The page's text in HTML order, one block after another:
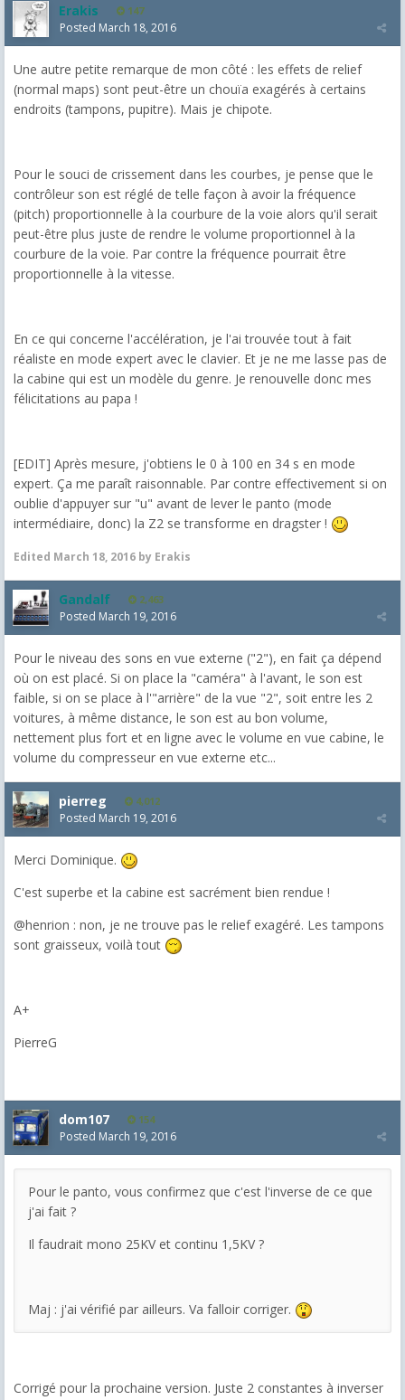
Erakis 147
Posted March 18, 2016
Une autre petite remarque de mon côté : les effets de relief
(normal maps) sont peut-être un chouïa exagérés à certains
endroits (tampons, pupitre). Mais je chipote.
Pour le souci de crissement dans les courbes, je pense que le
contrôleur son est réglé de telle façon à avoir la fréquence
(pitch) proportionnelle à la courbure de la voie alors qu'il serait
peut-être plus juste de rendre le volume proportionnel à la
courbure de la voie. Par contre la fréquence pourrait être
proportionnelle à la vitesse.
En ce qui concerne l'accélération, je l'ai trouvée tout à fait
réaliste en mode expert avec le clavier. Et je ne me lasse pas de
la cabine qui est un modèle du genre. Je renouvelle donc mes
félicitations au papa !
[EDIT] Après mesure, j'obtiens le 0 à 100 en 34 s en mode
expert. Ça me paraît raisonnable. Par contre effectivement si on
oublie d'appuyer sur "u" avant de lever le panto (mode
intermédiaire, donc) la Z2 se transforme en dragster !
Edited March 18, 2016 by Erakis
Gandalf 2,463
Posted March 19, 2016
Pour le niveau des sons en vue externe ("2"), en fait ça dépend
où on est placé. Si on place la "caméra" à l'avant, le son est
faible, si on se place à l'"arrière" de la vue "2", soit entre les 2
voitures, à même distance, le son est au bon volume,
nettement plus fort et en ligne avec le volume en vue cabine, le
volume du compresseur en vue externe etc...
pierreg 4,012
Posted March 19, 2016
Merci Dominique.
C'est superbe et la cabine est sacrément bien rendue !
@henrion : non, je ne trouve pas le relief exagéré. Les tampons
sont graisseux, voilà tout
A+
PierreG
dom107 154
Posted March 19, 2016
Pour le panto, vous confirmez que c'est l'inverse de ce que
j'ai fait ?
Il faudrait mono 25KV et continu 1,5KV ?
Maj : j'ai vérifié par ailleurs. Va falloir corriger.
Corrigé pour la prochaine version. Juste 2 constantes à inverser